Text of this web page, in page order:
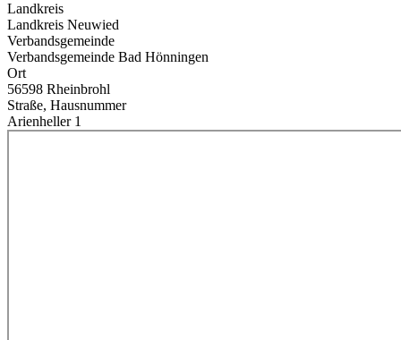
Landkreis
Landkreis Neuwied
Verbandsgemeinde
Verbandsgemeinde Bad Hönningen
Ort
56598 Rheinbrohl
Straße, Hausnummer
Arienheller 1